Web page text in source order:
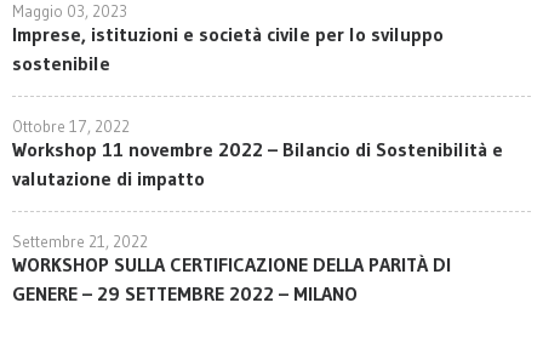
Maggio 03, 2023
Imprese, istituzioni e società civile per lo sviluppo
sostenibile
Ottobre 17, 2022
Workshop 11 novembre 2022 – Bilancio di Sostenibilità e
valutazione di impatto
Settembre 21, 2022
WORKSHOP SULLA CERTIFICAZIONE DELLA PARITÀ DI
GENERE – 29 SETTEMBRE 2022 – MILANO